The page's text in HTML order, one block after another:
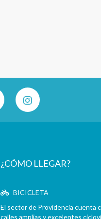
¿CÓMO LLEGAR?
BICICLETA
El sector de Providencia cuenta
calles amplias y excelentes